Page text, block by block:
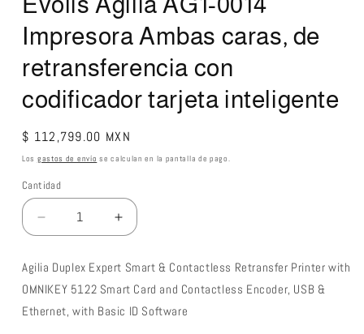
Impresora Ambas caras, de
retransferencia con
codificador tarjeta inteligente
Precio
habitual
$ 112,799.00 MXN
Los gastos de envío se calculan en la pantalla de pago.
Cantidad
Reducir
cantidad
Evolis
Agilia
AG1-
Aumentar
cantidad
Evolis
Agilia
AG1-
Agilia Duplex Expert Smart & Contactless Retransfer Printer with
OMNIKEY 5122 Smart Card and Contactless Encoder, USB &
Ethernet, with Basic ID Software